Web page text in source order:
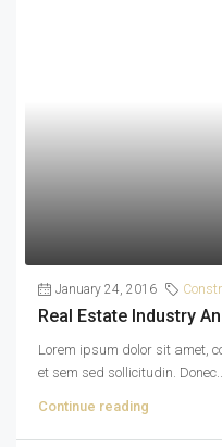
January 24, 2016
Real Estate Industry
Lorem ipsum dolor sit amet,
et sem sed sollicitudin. Donec...
Continue reading